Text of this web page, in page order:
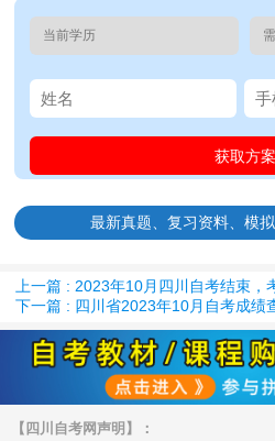
最新真题、复习资料、模
上一篇 : 2023年10月四川自考结束，
下一篇 : 四川省2023年10月自考成绩
【四川自考网声明】：